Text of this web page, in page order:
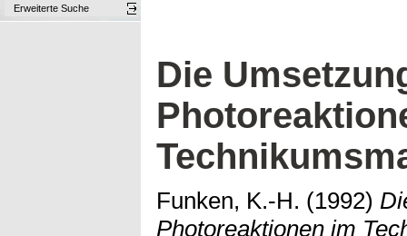
Erweiterte Suche
Die
Funken, K.-H. (1992)
Photoreaktionen im